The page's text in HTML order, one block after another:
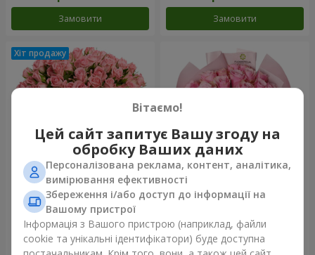
Замовити Замовити
Квіти в коробці "Рожевий
оазис"
2 874 грн
Букет "25 троянд Athena
Royale"
1 749 грн
Вітаємо!
Цей сайт запитує Вашу згоду на
обробку Ваших даних
Персоналізована реклама, контент, аналітика,
вимірювання ефективності
Збереження і/або доступ до інформації на
Вашому пристрої
Інформація з Вашого пристрою (наприклад, файли
cookie та унікальні ідентифікатори) буде доступна